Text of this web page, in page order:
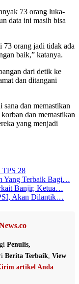
73 orang luka-
data ini masih bisa
73 orang jadi tidak ada
baik,” katanya.
dari detik ke
dan ditangani
sana dan memastikan
dan memastikan
yang menjadi
TPS 28
Yang Terbaik Bagi…
Banjir, Ketua…
Akan Dilantik…
Penulis,
Berita Terbaik View
artikel Anda